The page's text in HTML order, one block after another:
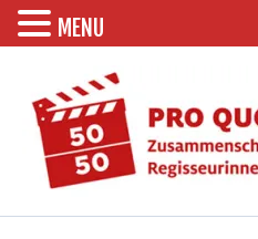
springen
MENU